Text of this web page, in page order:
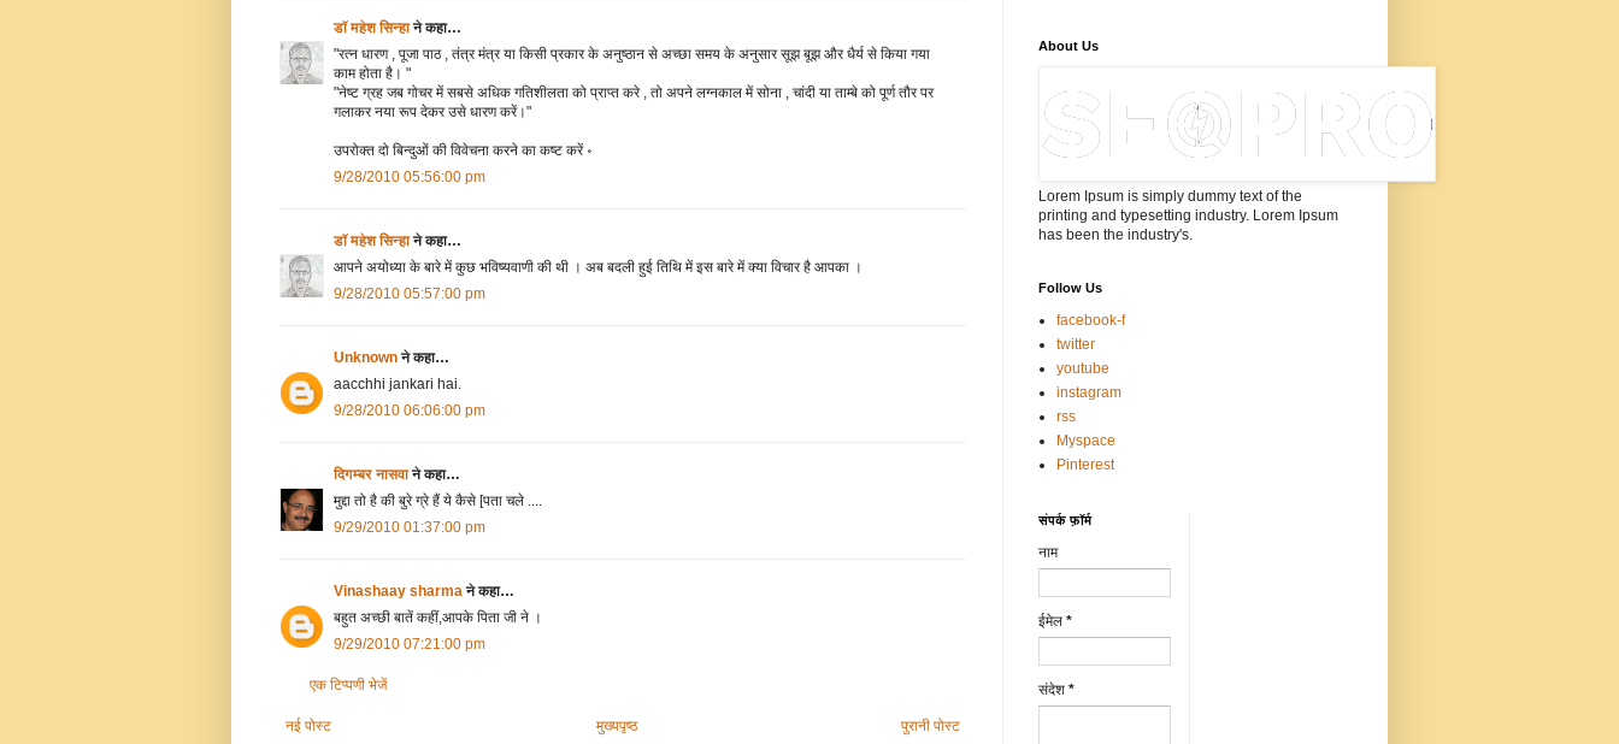
डॉ महेश सिन्हाने कहा…
"रत्‍न धारण , पूजा पाठ , तंत्र मंत्र या किसी प्रकार के अनुष्‍ठान से अच्‍छा समय के अनुसार सूझ बूझ और धैर्य से किया गया
काम होता है। "
"नेष्‍ट ग्रह जब गोचर में सबसे अधिक गति‍शीलता को प्राप्‍त करे , तो अपने लग्‍नकाल में सोना , चांदी या ताम्‍बे को पूर्ण तौर पर
गलाकर नया रूप देकर उसे धारण करें।"
उपरोक्त दो बिन्दुओं की विवेचना करने का कष्ट करें ॰
9/28/2010 05:56:00 pm
डॉ महेश सिन्हाने कहा…
आपने अयोध्या के बारे में कुछ भविष्यवाणी की थी । अब बदली हुई तिथि में इस बारे में क्या विचार है आपका ।
9/28/2010 05:57:00 pm
Unknown ने कहा…
aacchhi jankari hai.
9/28/2010 06:06:00 pm
दिगम्बर नासवाने कहा…
मुद्दा तो है की बुरे ग्रे हैं ये कैसे [पता चले ....
9/29/2010 01:37:00 pm
Vinashaay sharma ने कहा…
बहुत अच्छी बातें कहीं,आपके पिता जी ने ।
9/29/2010 07:21:00 pm
एक टिप्पणी भेजें
नई पोस्ट पुरानी पोस्ट
मुख्यपृष्ठ
About Us
Lorem Ipsum is simply dummy text of the
printing and typesetting industry. Lorem Ipsum
has been the industry's.
Follow Us
facebook-f
twitter
youtube
instagram
rss
Myspace
Pinterest
संपर्क फ़ॉर्म
नाम
ईमेल *
संदेश *